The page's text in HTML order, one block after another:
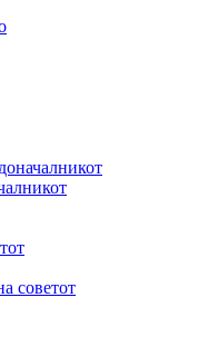
советот